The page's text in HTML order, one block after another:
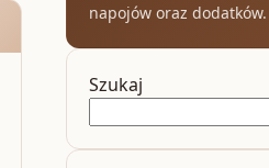
napojów oraz dodatków.
Szukaj